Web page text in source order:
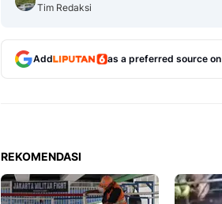
Tim Redaksi
Add as a preferred source
REKOMENDASI